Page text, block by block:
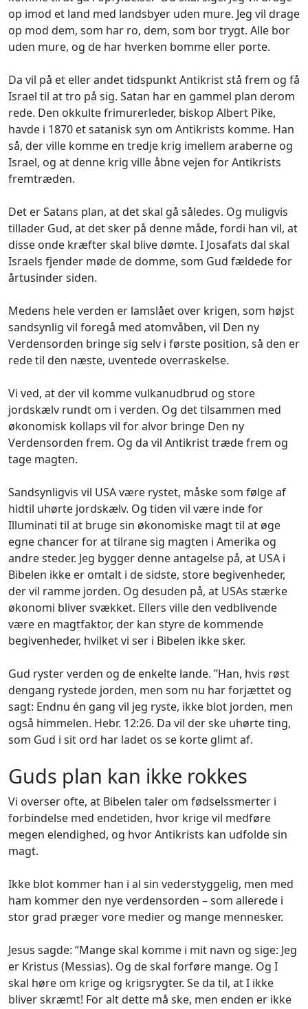
op imod et land med landsbyer uden mure. Jeg vil drage
op mod dem, som har ro, dem, som bor trygt. Alle bor
uden mure, og de har hverken bomme eller porte.
Da vil på et eller andet tidspunkt Antikrist stå frem og få
Israel til at tro på sig. Satan har en gammel plan derom
rede. Den okkulte frimurerleder, biskop Albert Pike,
havde i 1870 et satanisk syn om Antikrists komme. Han
så, der ville komme en tredje krig imellem araberne og
Israel, og at denne krig ville åbne vejen for Antikrists
fremtræden.
Det er Satans plan, at det skal gå således. Og muligvis
tillader Gud, at det sker på denne måde, fordi han vil, at
disse onde kræfter skal blive dømte. I Josafats dal skal
Israels fjender møde de domme, som Gud fældede for
årtusinder siden.
Medens hele verden er lamslået over krigen, som højst
sandsynlig vil foregå med atomvåben, vil Den ny
Verdensorden bringe sig selv i første position, så den er
rede til den næste, uventede overraskelse.
Vi ved, at der vil komme vulkanudbrud og store
jordskælv rundt om i verden. Og det tilsammen med
økonomisk kollaps vil for alvor bringe Den ny
Verdensorden frem. Og da vil Antikrist træde frem og
tage magten.
Sandsynligvis vil USA være rystet, måske som følge af
hidtil uhørte jordskælv. Og tiden vil være inde for
Illuminati til at bruge sin økonomiske magt til at øge
egne chancer for at tilrane sig magten i Amerika og
andre steder. Jeg bygger denne antagelse på, at USA i
Bibelen ikke er omtalt i de sidste, store begivenheder,
der vil ramme jorden. Og desuden på, at USAs stærke
økonomi bliver svækket. Ellers ville den vedblivende
være en magtfaktor, der kan styre de kommende
begivenheder, hvilket vi ser i Bibelen ikke sker.
Gud ryster verden og de enkelte lande. ”Han, hvis røst
dengang rystede jorden, men som nu har forjættet og
sagt: Endnu én gang vil jeg ryste, ikke blot jorden, men
også himmelen. Hebr. 12:26. Da vil der ske uhørte ting,
som Gud i sit ord har ladet os se korte glimt af.
Guds plan kan ikke rokkes
Vi overser ofte, at Bibelen taler om fødselssmerter i
forbindelse med endetiden, hvor krige vil medføre
megen elendighed, og hvor Antikrists kan udfolde sin
magt.
Ikke blot kommer han i al sin vederstyggelig, men med
ham kommer den nye verdensorden – som allerede i
stor grad præger vore medier og mange mennesker.
Jesus sagde: ”Mange skal komme i mit navn og sige: Jeg
er Kristus (Messias). Og de skal forføre mange. Og I
skal høre om krige og krigsrygter. Se da til, at I ikke
bliver skræmt! For alt dette må ske, men enden er ikke